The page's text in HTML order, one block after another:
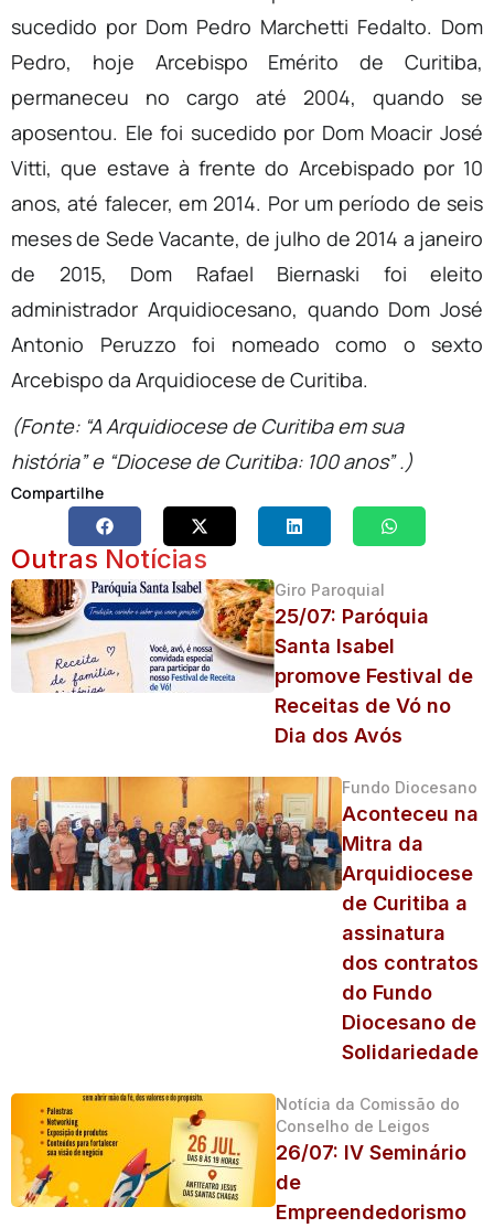
sucedido por Dom Pedro Marchetti Fedalto. Dom
Pedro, hoje Arcebispo Emérito de Curitiba,
permaneceu no cargo até 2004, quando se
aposentou. Ele foi sucedido por Dom Moacir José
Vitti, que estave à frente do Arcebispado por 10
anos, até falecer, em 2014. Por um período de seis
meses de Sede Vacante, de julho de 2014 a janeiro
de 2015, Dom Rafael Biernaski foi eleito
administrador Arquidiocesano, quando Dom José
Antonio Peruzzo foi nomeado como o sexto
Arcebispo da Arquidiocese de Curitiba.
(Fonte: “A Arquidiocese de Curitiba em sua
história” e “Diocese de Curitiba: 100 anos” .)
Compartilhe
Outras Notícias
Giro Paroquial
25/07: Paróquia
Santa Isabel
promove Festival de
Receitas de Vó no
Dia dos Avós
Fundo Diocesano
Aconteceu na
Mitra da
Arquidiocese
de Curitiba a
assinatura
dos contratos
do Fundo
Diocesano de
Solidariedade
Notícia da Comissão do
Conselho de Leigos
26/07: IV Seminário
de
Empreendedorismo